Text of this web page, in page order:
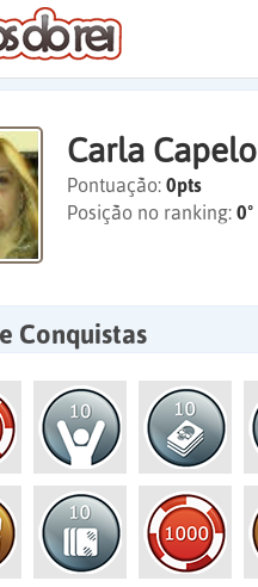
Carla Capelo
Pontuação: 0pts
Posição no ranking: 0º
Conquistas